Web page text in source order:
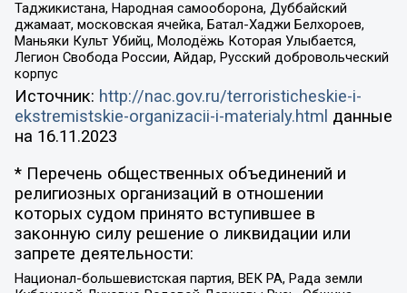
Таджикистана, Народная самооборона, Дуббайский
джамаат, московская ячейка, Батал-Хаджи Белхороев,
Маньяки Культ Убийц, Молодёжь Которая Улыбается,
Легион Свобода России, Айдар, Русский добровольческий
корпус
Источник: http://nac.gov.ru/terroristicheskie-i-
ekstremistskie-organizacii-i-materialy.html данные
на 16.11.2023
* Перечень общественных объединений и
религиозных организаций в отношении
которых судом принято вступившее в
законную силу решение о ликвидации или
запрете деятельности:
Национал-большевистская партия, ВЕК РА, Рада земли